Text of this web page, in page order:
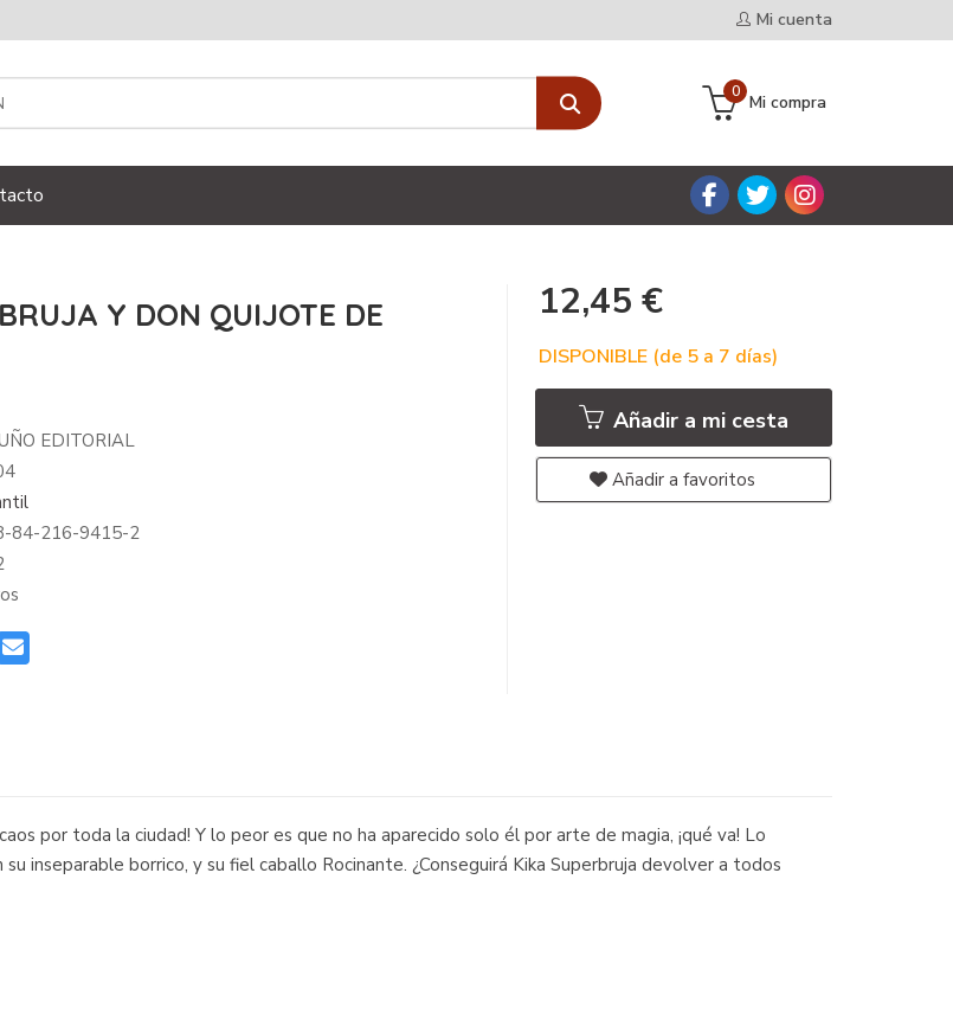
Mi cuenta
Mi compra
0
Y DON QUIJOTE DE
EDITORIAL
84-216-9415-2
12,45 €
DISPONIBLE (de 5 a 7 días)
Añadir a mi cesta
Añadir a favoritos
por toda la ciudad! Y lo peor es que no ha aparecido solo él por arte de magia, ¡qué va! Lo
inseparable borrico, y su fiel caballo Rocinante. ¿Conseguirá Kika Superbruja devolver a todos